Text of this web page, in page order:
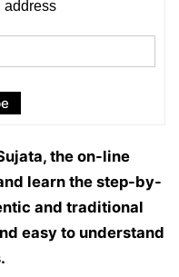
address
the on-line
learn the step-by-
and traditional
easy to understand